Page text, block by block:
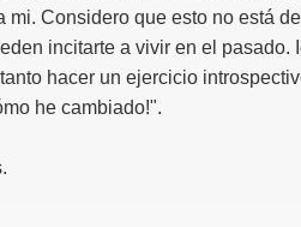
mi. Considero que esto no está
incitarte a vivir en el pasado.
hacer un ejercicio
he cambiado!".